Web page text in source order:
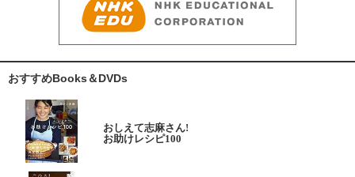
おすすめBooks＆DVDs
おしえて志麻さん!
お助けレシピ100